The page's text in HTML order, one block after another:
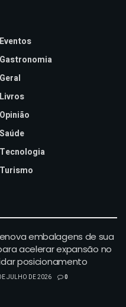
Eventos
Gastronomia
Geral
Livros
Opinião
Saúde
Tecnologia
Turismo
embalagens de sua
acelerar expansão no
posicionamento
JULHO DE 2026 0